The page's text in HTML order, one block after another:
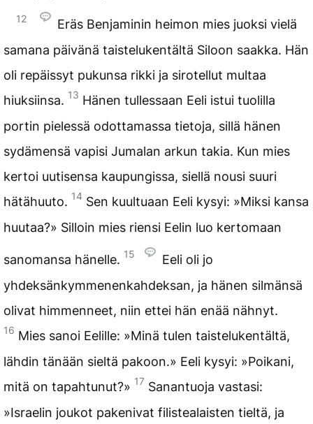
12
Eräs Benjaminin heimon mies juoksi vielä
samana päivänä taistelukentältä Siloon saakka. Hän
oli repäissyt pukunsa rikki ja sirotellut multaa
hiuksiinsa. 13 Hänen tullessaan Eeli istui tuolilla
portin pielessä odottamassa tietoja, sillä hänen
sydämensä vapisi Jumalan arkun takia. Kun mies
kertoi uutisensa kaupungissa, siellä nousi suuri
hätähuuto. 14 Sen kuultuaan Eeli kysyi: »Miksi kansa
huutaa?» Silloin mies riensi Eelin luo kertomaan
sanomansa hänelle. 15
Eeli oli jo
yhdeksänkymmenenkahdeksan, ja hänen silmänsä
olivat himmenneet, niin ettei hän enää nähnyt.
16 Mies sanoi Eelille: »Minä tulen taistelukentältä,
lähdin tänään sieltä pakoon.» Eeli kysyi: »Poikani,
mitä on tapahtunut?» 17 Sanantuoja vastasi:
»Israelin joukot pakenivat filistealaisten tieltä, ja